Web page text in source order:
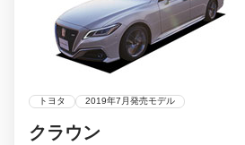
トヨタ 2019年7月発売モデル
クラウン